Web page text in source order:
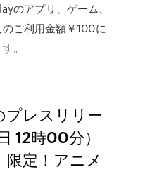
のアプリ、ゲーム、
ご利用金額￥100に
。
プレスリリー
12時00分）
定！アニメ